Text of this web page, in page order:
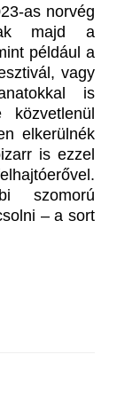
as norvég
majd a
például a
vagy
is
közvetlenül
elkerülnék
is ezzel
szomorú
– a sort